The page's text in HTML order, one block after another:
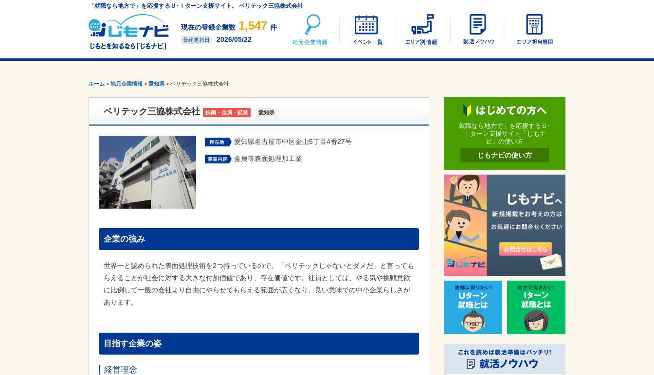
「就職なら地方で」を応援するＵ･Ｉターン支援サイト。 ベリテック三協株式会社
現在の登録企業数 1,547 件
最終更新日 2026/05/22
地元企業情報 イベント一覧 エリア別情報 UIターン就活ノウハウ
ホーム > 地元企業情報 > 愛知県 > ベリテック三協株式会社
ベリテック三協株式会社 鉄鋼・金属・鉱業 愛知県
愛知県名古屋市中区金山5丁目4番27号
金属等表面処理加工業
企業の強み
世界一と認められた表面処理技術を2つ持っているので、「ベリテックじゃないとダメだ」と言っても
らえることが社会に対する大きな付加価値であり、存在価値です。社員としては、やる気や挑戦意欲
に比例して一般の会社より自由にやらせてもらえる範囲が広くなり、良い意味での中小企業らしさが
あります。
目指す企業の姿
経営理念
就職なら地方で」を応援するＵ･
Ｉターン支援サイト「じもナ
ビ」の使い方
じもナビの使い方